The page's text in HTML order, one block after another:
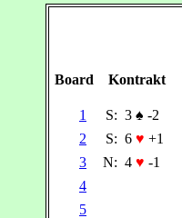
Board Kontrakt
1
S: 3 ♠ -2
2
S: 6 ♥ +1
3
N: 4 ♥ -1
4
5